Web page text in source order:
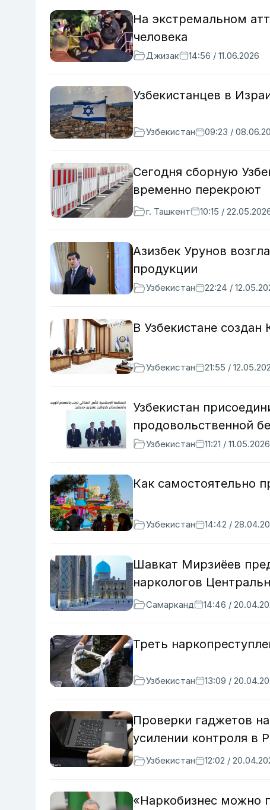
На экстремальном
человека
Джизак 14:56 / 11.06.2026
Узбекистанцев в
Узбекистан 09:23 /
Сегодня сборную
временно перекроют
г. Ташкент 10:15 /
Азизбек Урунов
продукции
Узбекистан 22:24 /
В Узбекистане
Узбекистан 21:55 /
Узбекистан
продовольственной
Узбекистан 11:21 / 11.05.2026
Как самостоятельно
Узбекистан 14:42 /
Шавкат Мирзиёев
наркологов
Самарканд 14:46 /
Треть
Узбекистан 13:09 /
Проверки гаджетов
усилении контроля в
Узбекистан 12:02 /
«Наркобизнес можно